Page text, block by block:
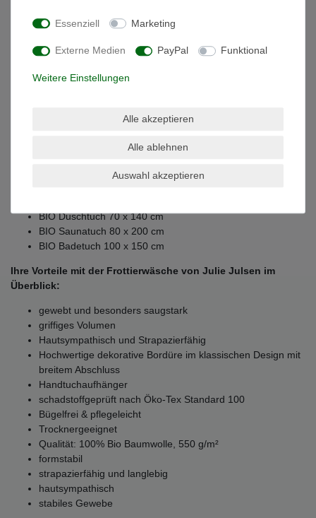
Kordelaufhänger sorgt eine Sicherheitsnaht für besonders lange
Handtuchhaken.
Durch die große Farbauswahl lassen sich unsere BIO Handtücher
BIO Waschhandschuh 15 x 21 cm
BIO Duschtuch 70 x 140 cm
BIO Saunatuch 80 x 200 cm
BIO Badetuch 100 x 150 cm
Ihre Vorteile mit der Frottierwäsche von Julie Julsen im
Überblick:
gewebt und besonders saugstark
griffiges Volumen
Hautsympathisch und Strapazierfähig
Hochwertige dekorative Bordüre im klassischen Design mit
breitem Abschluss
Handtuchaufhänger
schadstoffgeprüft nach Öko-Tex Standard 100
Bügelfrei & pflegeleicht
Trocknergeeignet
Qualität: 100% Bio Baumwolle, 550 g/m²
formstabil
strapazierfähig und langlebig
hautsympathisch
stabiles Gewebe
Essenziell Marketing
Externe Medien PayPal Funktional
Weitere Einstellungen
Alle akzeptieren
Alle ablehnen
Auswahl akzeptieren